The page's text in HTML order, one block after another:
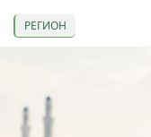
РЕГИОН